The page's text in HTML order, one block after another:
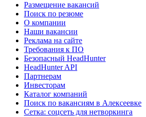
Размещение вакансий
Поиск по резюме
О компании
Наши вакансии
Реклама на сайте
Требования к ПО
Безопасный HeadHunter
HeadHunter API
Партнерам
Инвесторам
Каталог компаний
Поиск по вакансиям в Алексеевке
Сетка: соцсеть для нетворкинга